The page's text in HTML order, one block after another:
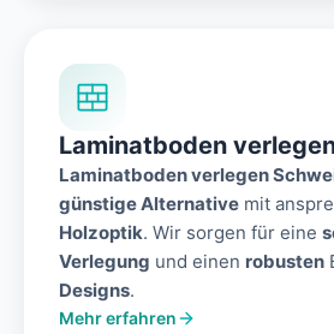
Laminatboden
Laminatboden verlegen
günstige Alternative mit
Holzoptik. Wir sorgen für eine
Verlegung und einen robusten
Designs.
Mehr erfahren